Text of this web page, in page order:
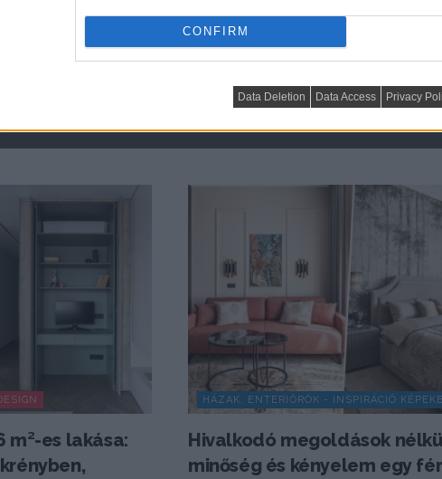
CONFIRM
Data Deletion Data Access Privacy
KÉPEKBEN
lánya kényelmes otthona
lakásban
m²-es lakása:
HÁZAK, ENTERIŐRÖK - INSPIRÁCIÓ
Hivalkodó megoldások
minőség és kényelem egy